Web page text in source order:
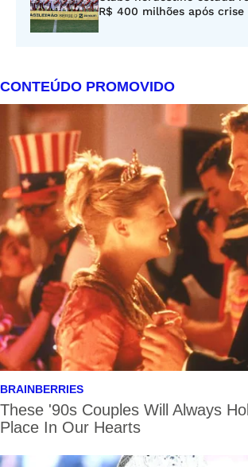
R$ 400 milhões após crise